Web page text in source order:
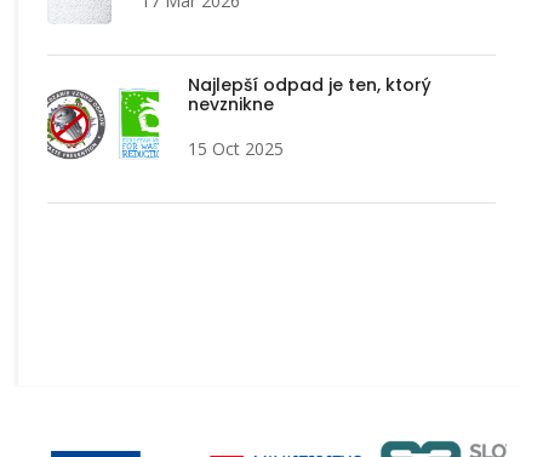
Najlepší odpad je ten, ktorý
nevznikne
15 Oct 2025